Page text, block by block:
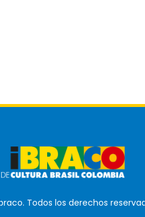
Todos los derechos